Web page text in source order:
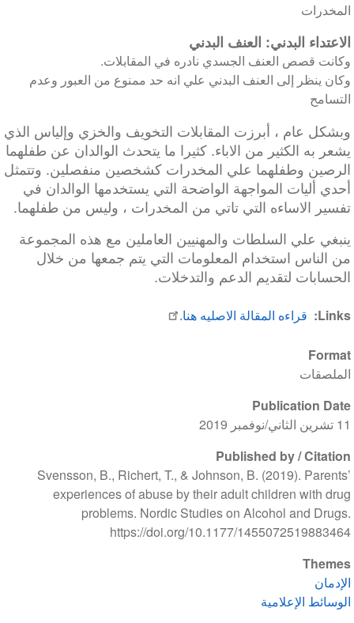
Format
الملصقات
Publication Date
11 تشرين الثاني/نوفمبر 2019
Published by / Citation
Svensson, B., Richert, T., & Johnson, B. (2019). Parents’
experiences of abuse by their adult children with drug
problems. Nordic Studies on Alcohol and Drugs.
https://doi.org/10.1177/1455072519883464
Themes
الإدمان
الوسائط الإعلامية
المخدرات
الاعتداء البدني: العنف البدني
وكانت قصص العنف الجسدي نادره في المقابلات.
وكان ينظر إلى العنف البدني علي انه حد ممنوع من العبور وعدم
التسامح
وبشكل عام ، أبرزت المقابلات التخويف والخزي وإلياس الذي
يشعر به الكثير من الاباء. كثيرا ما يتحدث الوالدان عن طفلهما
الرصين وطفلهما علي المخدرات كشخصين منفصلين. وتتمثل
أحدي أليات المواجهة الواضحة التي يستخدمها الوالدان في
تفسير الاساءه التي تاتي من المخدرات ، وليس من طفلهما.
ينبغي علي السلطات والمهنيين العاملين مع هذه المجموعة
من الناس استخدام المعلومات التي يتم جمعها من خلال
الحسابات لتقديم الدعم والتدخلات.
Links قراءه المقالة الاصليه هنا.